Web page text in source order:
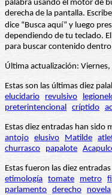
palabra usando el motor de
derecha de la pantalla.
dice “Busca aquí” y luego
dependiendo de tu teclado.
para buscar contenido dentro
Última actualización:
Estas son las últimas diez
elucidario
revulsivo
preterintencional críptido
Estas diez entradas han sido
antojo elusivo Matilde
churrasco
papalote
Estas fueron las diez
etimología tomate metro
parlamento derecho novela